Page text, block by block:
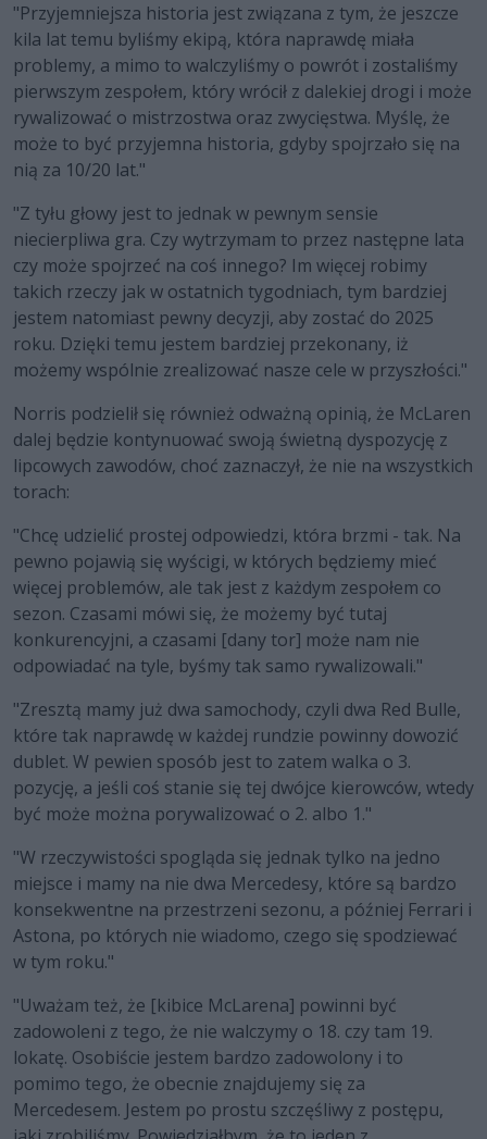
"Przyjemniejsza historia jest związana z tym, że jeszcze
kila lat temu byliśmy ekipą, która naprawdę miała
problemy, a mimo to walczyliśmy o powrót i zostaliśmy
pierwszym zespołem, który wrócił z dalekiej drogi i może
rywalizować o mistrzostwa oraz zwycięstwa. Myślę, że
może to być przyjemna historia, gdyby spojrzało się na
nią za 10/20 lat."
"Z tyłu głowy jest to jednak w pewnym sensie
niecierpliwa gra. Czy wytrzymam to przez następne lata
czy może spojrzeć na coś innego? Im więcej robimy
takich rzeczy jak w ostatnich tygodniach, tym bardziej
jestem natomiast pewny decyzji, aby zostać do 2025
roku. Dzięki temu jestem bardziej przekonany, iż
możemy wspólnie zrealizować nasze cele w przyszłości."
Norris podzielił się również odważną opinią, że McLaren
dalej będzie kontynuować swoją świetną dyspozycję z
lipcowych zawodów, choć zaznaczył, że nie na wszystkich
torach:
"Chcę udzielić prostej odpowiedzi, która brzmi - tak. Na
pewno pojawią się wyścigi, w których będziemy mieć
więcej problemów, ale tak jest z każdym zespołem co
sezon. Czasami mówi się, że możemy być tutaj
konkurencyjni, a czasami [dany tor] może nam nie
odpowiadać na tyle, byśmy tak samo rywalizowali."
"Zresztą mamy już dwa samochody, czyli dwa Red Bulle,
które tak naprawdę w każdej rundzie powinny dowozić
dublet. W pewien sposób jest to zatem walka o 3.
pozycję, a jeśli coś stanie się tej dwójce kierowców, wtedy
być może można porywalizować o 2. albo 1."
"W rzeczywistości spogląda się jednak tylko na jedno
miejsce i mamy na nie dwa Mercedesy, które są bardzo
konsekwentne na przestrzeni sezonu, a później Ferrari i
Astona, po których nie wiadomo, czego się spodziewać
w tym roku."
"Uważam też, że [kibice McLarena] powinni być
zadowoleni z tego, że nie walczymy o 18. czy tam 19.
lokatę. Osobiście jestem bardzo zadowolony i to
pomimo tego, że obecnie znajdujemy się za
Mercedesem. Jestem po prostu szczęśliwy z postępu,